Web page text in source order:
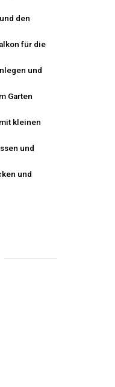
den
für die
und
Garten
kleinen
und
und